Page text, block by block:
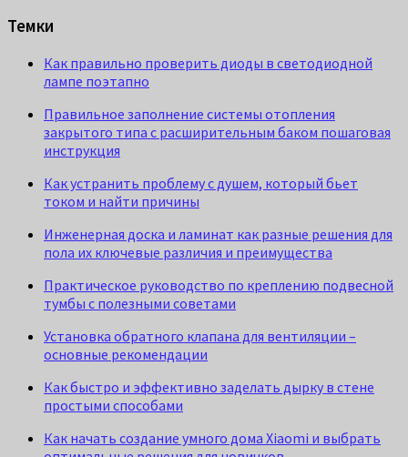
Темки
Как правильно проверить диоды в светодиодной
лампе поэтапно
Правильное заполнение системы отопления
закрытого типа с расширительным баком пошаговая
инструкция
Как устранить проблему с душем, который бьет
током и найти причины
Инженерная доска и ламинат как разные решения для
пола их ключевые различия и преимущества
Практическое руководство по креплению подвесной
тумбы с полезными советами
Установка обратного клапана для вентиляции –
основные рекомендации
Как быстро и эффективно заделать дырку в стене
простыми способами
Как начать создание умного дома Xiaomi и выбрать